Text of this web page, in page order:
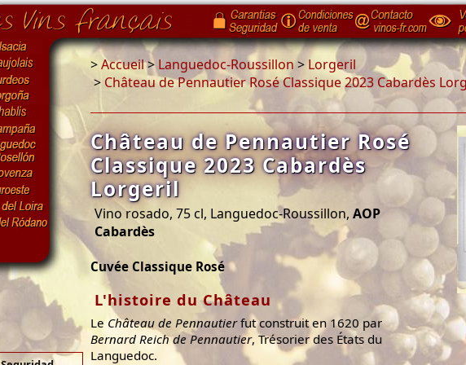
>Accueil>Languedoc-Roussillon> Lorgeril
> Château de Pennautier Rosé Classique 2023 Cabardès
Château de Pennautier Rosé
Classique 2023 Cabardès
Lorgeril
Vino rosado, 75 cl, Languedoc-Roussillon, AOP
Cabardès
Cuvée Classique Rosé
L'histoire du Château
LeChâteau de Pennautierfut construit en 1620 par
Bernard Reich de Pennautier, Trésorier des États du
Languedoc.